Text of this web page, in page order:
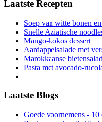
Laatste Recepten
Soep van witte bonen
Snelle Aziatische
Mango-kokos dessert
Aardappelsalade met
Marokkaanse
Pasta met avocado-
Laatste Blogs
Goede voornemens - 10